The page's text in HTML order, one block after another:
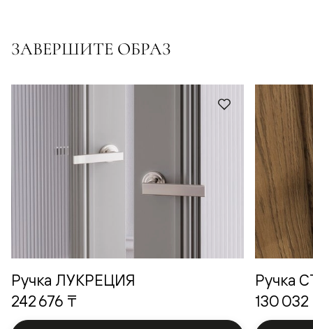
ЗАВЕРШИТЕ ОБРАЗ
Ручка ЛУКРЕЦИЯ
242 676 ₸
Ручка
130 032